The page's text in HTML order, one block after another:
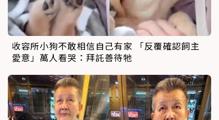
收容所小狗不敢相信自己有家 「反覆確認飼主
愛意」萬人看哭：拜託善待牠